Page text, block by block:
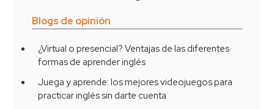
Blogs de opinión
¿Virtual o presencial? Ventajas de las diferentes
formas de aprender inglés
Juega y aprende: los mejores videojuegos para
practicar inglés sin darte cuenta